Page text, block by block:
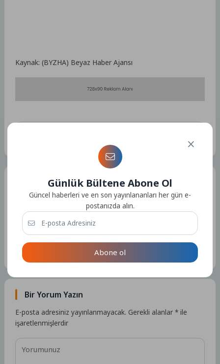
Kaynak: (BYZHA) Beyaz Haber Ajansı
Admin
Tüm Yazılar
bulunmamaktadır.
15297 Yazı
Bir Yorum Yazın
E-posta adresiniz yayınlanmayacak. Gerekli alanlar* ile
işaretlenmişlerdir
Günlük Bültene Abone Ol
Güncel haberleri ve en son yayınlananları her gün e-
postanızda alın.
Abone ol